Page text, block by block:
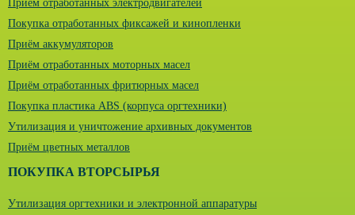
Приём отработанных электродвигателей
Покупка отработанных фиксажей и кинопленки
Приём аккумуляторов
Приём отработанных моторных масел
Приём отработанных фритюрных масел
Покупка пластика ABS (корпуса оргтехники)
Утилизация и уничтожение архивных документов
Приём цветных металлов
ПОКУПКА ВТОРСЫРЬЯ
Утилизация оргтехники и электронной аппаратуры